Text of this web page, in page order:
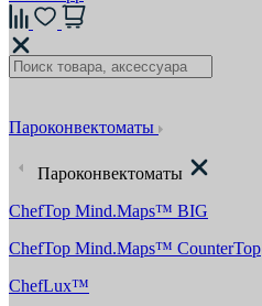
Пароконвектоматы
Пароконвектоматы
ChefTop Mind.Maps™ BIG
ChefTop Mind.Maps™ CounterTop
ChefLux™